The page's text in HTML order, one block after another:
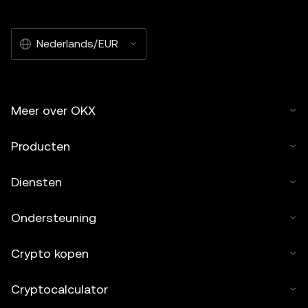
Nederlands/EUR
Meer over OKX
Producten
Diensten
Ondersteuning
Crypto kopen
Cryptocalculator